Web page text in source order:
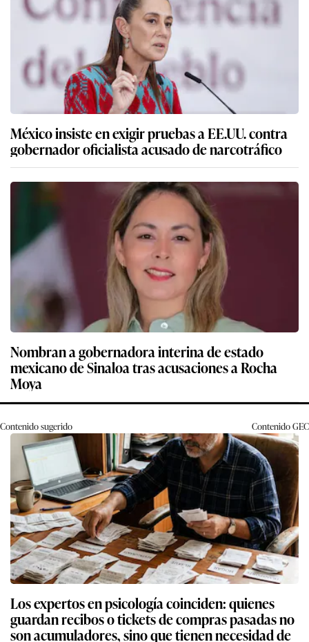
México insiste en exigir pruebas a EE.UU. contra
gobernador oficialista acusado de narcotráfico
Nombran a gobernadora interina de estado
mexicano de Sinaloa tras acusaciones a Rocha
Moya
Contenido sugerido ContenidoGEC
Los expertos en psicología coinciden: quienes
guardan recibos o tickets de compras pasadas no
son acumuladores, sino que tienen necesidad de